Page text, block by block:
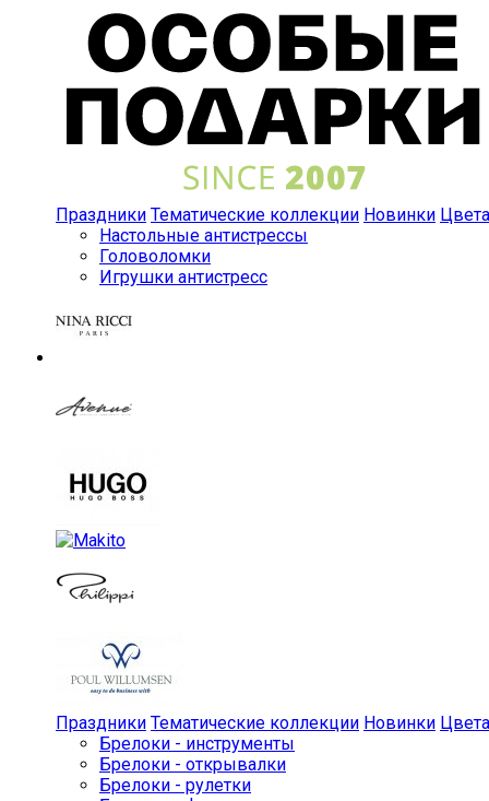
Праздники Тематические коллекции Новинки Цвета
Настольные антистрессы
Головоломки
Игрушки антистресс
Праздники Тематические коллекции Новинки Цвета
Брелоки - инструменты
Брелоки - открывалки
Брелоки - рулетки